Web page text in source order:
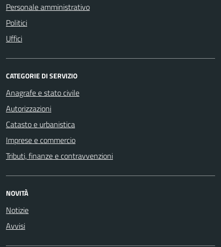
Personale amministrativo
Politici
Uffici
CATEGORIE DI SERVIZIO
Anagrafe e stato civile
Autorizzazioni
Catasto e urbanistica
Imprese e commercio
Tributi, finanze e contravvenzioni
NOVITÀ
Notizie
Avvisi